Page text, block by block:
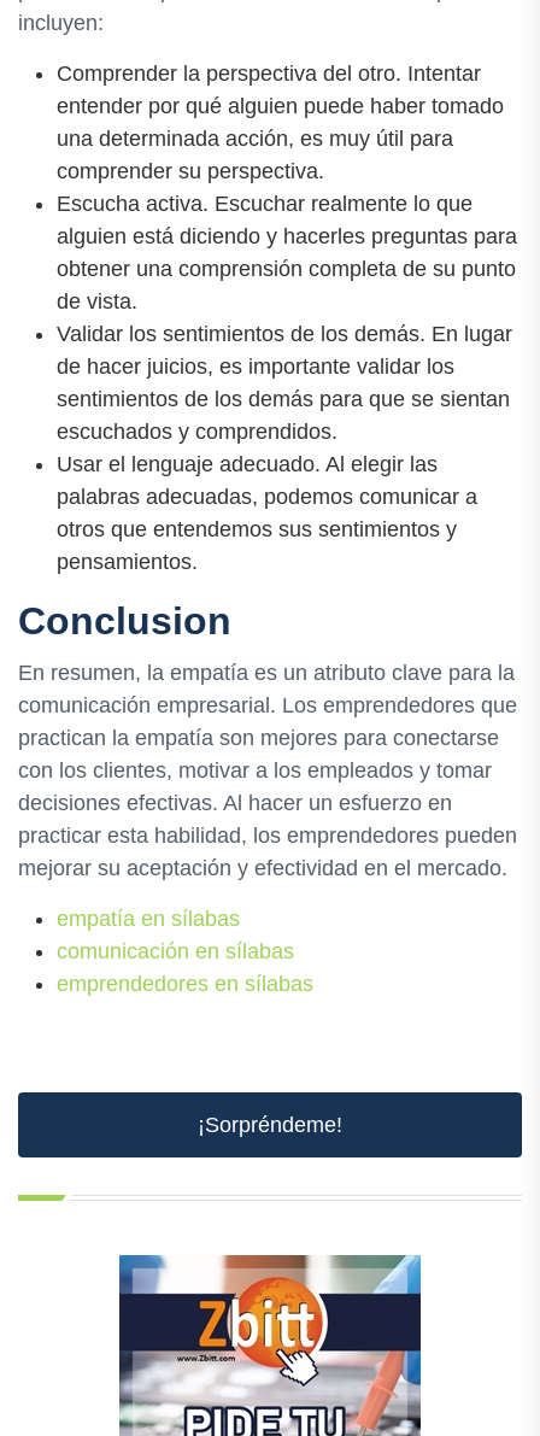
incluyen:
Comprender la perspectiva del otro. Intentar
entender por qué alguien puede haber tomado
una determinada acción, es muy útil para
comprender su perspectiva.
Escucha activa. Escuchar realmente lo que
alguien está diciendo y hacerles preguntas para
obtener una comprensión completa de su punto
de vista.
Validar los sentimientos de los demás. En lugar
de hacer juicios, es importante validar los
sentimientos de los demás para que se sientan
escuchados y comprendidos.
Usar el lenguaje adecuado. Al elegir las
palabras adecuadas, podemos comunicar a
otros que entendemos sus sentimientos y
pensamientos.
Conclusion
En resumen, la empatía es un atributo clave para la
comunicación empresarial. Los emprendedores que
practican la empatía son mejores para conectarse
con los clientes, motivar a los empleados y tomar
decisiones efectivas. Al hacer un esfuerzo en
practicar esta habilidad, los emprendedores pueden
mejorar su aceptación y efectividad en el mercado.
empatía en sílabas
comunicación en sílabas
emprendedores en sílabas
¡Sorpréndeme!